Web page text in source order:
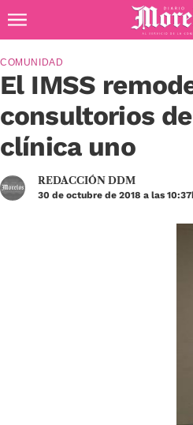
Diario de Morelos
El IMSS
consultorios
clínica uno
COMUNIDAD
REDACCIÓN DDM
30 de octubre de 2018 a las